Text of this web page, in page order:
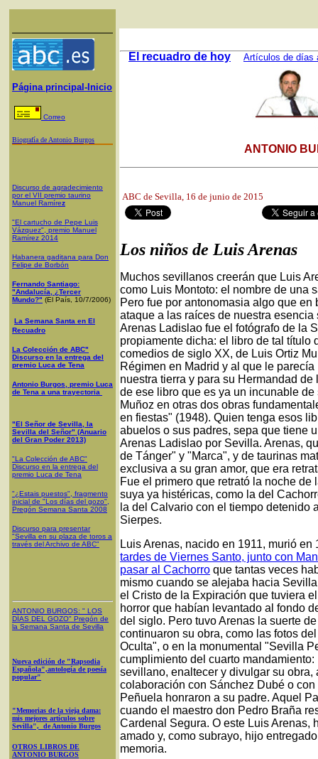
Página principal-Inicio
Correo
Biografía de Antonio Burgos
Discurso de agradecimiento
por el VII premio taurino
Manuel Ramírez
"El cartucho de Pepe Luis
Vázquez", premio Manuel
Ramírez 2014
Habanera gaditana para Don
Felipe de Borbón
Fernando Santiago:
"Andalucía, ¿Tercer
Mundo?" (El País, 10/7/2006)
La Semana Santa en El
Recuadro
La Colección de ABC"
Discurso en la entrega del
premio Luca de Tena
Antonio Burgos, premio Luca
de Tena a una trayectoria
"El Señor de Sevilla, la
Sevilla del Señor" (Anuario
del Gran Poder 2013)
"La Colección de ABC"
Discurso en la entrega del
premio Luca de Tena
"¿Estais puestos", fragmento
inicial de "Los días del gozo",
Pregón Semana Santa 2008
Discurso para presentar
"Sevilla en su plaza de toros a
través del Archivo de ABC"
ANTONIO BURGOS: " LOS
DÍAS DEL GOZO" Pregón de
la Semana Santa de Sevilla
Nueva edición de "Rapsodia
Española",antología de poesía
popular"
"Memorias de la vieja dama:
mis mejores artículos sobre
Sevilla", de Antonio Burgos
OTROS LIBROS DE
ANTONIO BURGOS
El recuadro de hoy Artículos de días
ANTONIO
ABC de Sevilla, 16 de junio de 2015
Los niños de Luis Arenas
Muchos sevillanos creerán que Luis
como Luis Montoto: el nombre de una
Pero fue por antonomasia algo que
ataque a las raíces de nuestra
Arenas Ladislao fue el fotógrafo de la
propiamente dicha: el libro de tal título
comedios de siglo XX, de Luis Ortiz
Régimen en Madrid y al que le
nuestra tierra y para su Hermandad
de ese libro que es ya un incunable
Muñoz en otras dos obras
en fiestas" (1948). Quien tenga esos
abuelos o sus padres, sepa que tiene
Arenas Ladislao por Sevilla. Arenas,
de Tánger" y "Marca", y de taurinas
exclusiva a su gran amor, que era
Fue el primero que retrató la noche
suya ya histéricas, como la del
la del Calvario con el tiempo detenido
Sierpes.
Luis Arenas, nacido en 1911, murió en
tardes de Viernes Santo, junto con
pasar al Cachorro que tantas veces
mismo cuando se alejaba hacia
el Cristo de la Expiración que tuviera
horror que habían levantado al fondo
del siglo. Pero tuvo Arenas la suerte
continuaron su obra, como las fotos
Oculta", o en la monumental "Sevilla
cumplimiento del cuarto
sevillano, enaltecer y divulgar su
colaboración con Sánchez Dubé o
Peñuela honraron a su padre. Aquel
cuando el maestro don Pedro Braña
Cardenal Segura. O este Luis Arenas,
amado y, como subrayo, hijo
memoria.